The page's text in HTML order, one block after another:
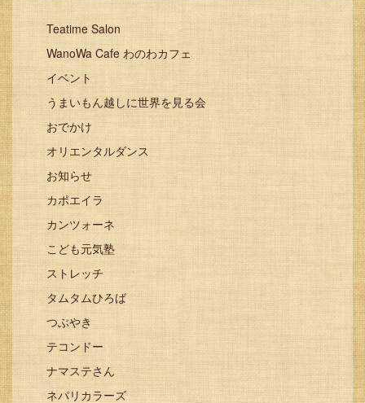
Teatime Salon
WanoWa Cafe わのわカフェ
イベント
うまいもん越しに世界を見る会
おでかけ
オリエンタルダンス
お知らせ
カポエイラ
カンツォーネ
こども元気塾
ストレッチ
タムタムひろば
つぶやき
テコンドー
ナマステさん
ネパリカラーズ